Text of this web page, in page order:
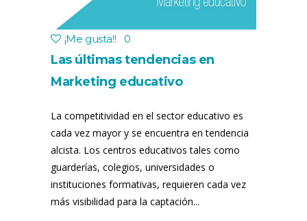
¡Me gusta!! 0
Las últimas tendencias en
Marketing educativo
La competitividad en el sector educativo es
cada vez mayor y se encuentra en tendencia
alcista. Los centros educativos tales como
guarderías, colegios, universidades o
instituciones formativas, requieren cada vez
más visibilidad para la captación...